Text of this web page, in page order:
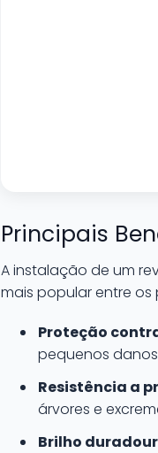
Principais
A instalação de um
mais popular entre os
Proteção
pequenos
Resistência a
árvores e
Brilho